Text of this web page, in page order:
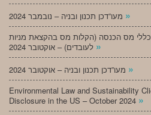
»
בכללי מס הכנסה (הקלות מס בהקצאת מניות
»
»
Environmental Law and Sustainability
Disclosure in the US – October 2024 »